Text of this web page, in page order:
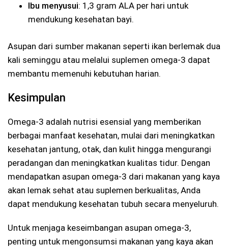
Ibu menyusui: 1,3 gram ALA per hari untuk
mendukung kesehatan bayi.
Asupan dari sumber makanan seperti ikan berlemak dua
kali seminggu atau melalui suplemen omega-3 dapat
membantu memenuhi kebutuhan harian.
Kesimpulan
Omega-3 adalah nutrisi esensial yang memberikan
berbagai manfaat kesehatan, mulai dari meningkatkan
kesehatan jantung, otak, dan kulit hingga mengurangi
peradangan dan meningkatkan kualitas tidur. Dengan
mendapatkan asupan omega-3 dari makanan yang kaya
akan lemak sehat atau suplemen berkualitas, Anda
dapat mendukung kesehatan tubuh secara menyeluruh.
Untuk menjaga keseimbangan asupan omega-3,
penting untuk mengonsumsi makanan yang kaya akan